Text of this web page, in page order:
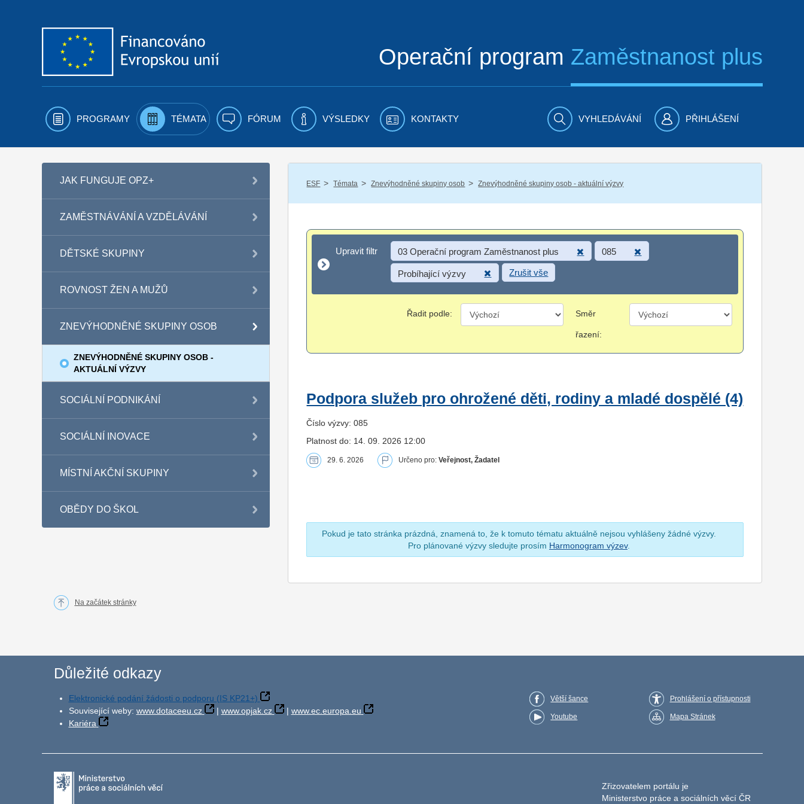
Operační program Zaměstnanost plus
PROGRAMY TÉMATA FÓRUM VÝSLEDKY KONTAKTY VYHLEDÁVÁNÍ PŘIHLÁŠENÍ
JAK FUNGUJE OPZ+
ZAMĚSTNÁVÁNÍ A VZDĚLÁVÁNÍ
DĚTSKÉ SKUPINY
ROVNOST ŽEN A MUŽŮ
ZNEVÝHODNĚNÉ SKUPINY OSOB
ZNEVÝHODNĚNÉ SKUPINY OSOB -
AKTUÁLNÍ VÝZVY
SOCIÁLNÍ PODNIKÁNÍ
SOCIÁLNÍ INOVACE
MÍSTNÍ AKČNÍ SKUPINY
OBĚDY DO ŠKOL
ESF / Témata / Znevýhodněné skupiny osob / Znevýhodněné skupiny osob - aktuální výzvy
Upravit filtr
Upravit filtr 03 Operační program Zaměstnanost plus 085
Probíhající výzvy Zrušit vše
Řadit podle: Směr
řazení:
Podpora služeb pro ohrožené děti, rodiny a mladé dospělé (4)
Číslo výzvy: 085
Platnost do: 14. 09. 2026 12:00
29. 6. 2026 Určeno pro:Veřejnost, Žadatel
Pokud je tato stránka prázdná, znamená to, že k tomuto tématu aktuálně nejsou vyhlášeny žádné výzvy.
Pro plánované výzvy sledujte prosím Harmonogram výzev.
Na začátek stránky
Důležité odkazy
Elektronické podání žádosti o podporu (IS KP21+)
Související weby: www.dotaceeu.cz | www.opjak.cz | www.ec.europa.eu
Kariéra
Větší šance
Youtube
Prohlášení o přístupnosti
Mapa Stránek
Zřizovatelem portálu je
Ministerstvo práce a sociálních věcí ČR